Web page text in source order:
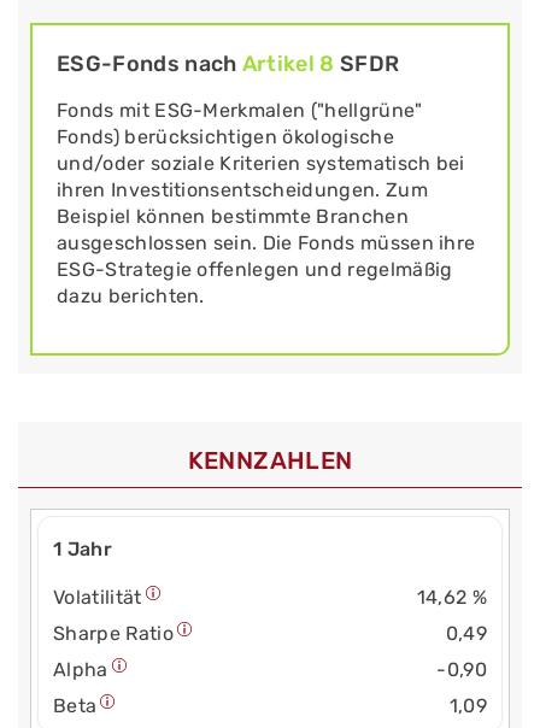
ESG-Fonds nach Artikel 8 SFDR
Fonds mit ESG-Merkmalen ("hellgrüne"
Fonds) berücksichtigen ökologische
und/oder soziale Kriterien systematisch bei
ihren Investitionsentscheidungen. Zum
Beispiel können bestimmte Branchen
ausgeschlossen sein. Die Fonds müssen ihre
ESG-Strategie offenlegen und regelmäßig
dazu berichten.
KENNZAHLEN
1 Jahr
Volatilität
14,62 %
Sharpe Ratio
0,49
Alpha
-0,90
Beta
1,09